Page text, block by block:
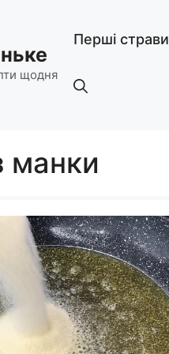
щодня
Перші страви
манки